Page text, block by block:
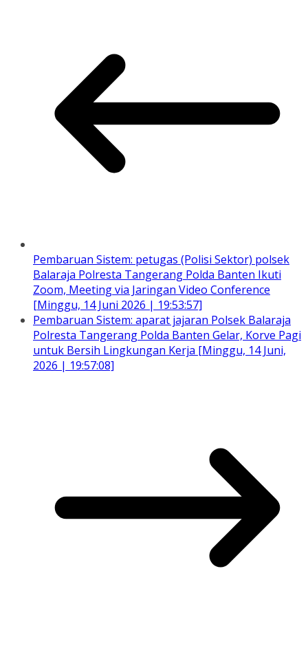
Pembaruan Sistem: petugas (Polisi Sektor) polsek
Balaraja Polresta Tangerang Polda Banten Ikuti
Zoom, Meeting via Jaringan Video Conference
[Minggu, 14 Juni 2026 | 19:53:57]
Pembaruan Sistem: aparat jajaran Polsek Balaraja
Polresta Tangerang Polda Banten Gelar, Korve Pagi
untuk Bersih Lingkungan Kerja [Minggu, 14 Juni,
2026 | 19:57:08]